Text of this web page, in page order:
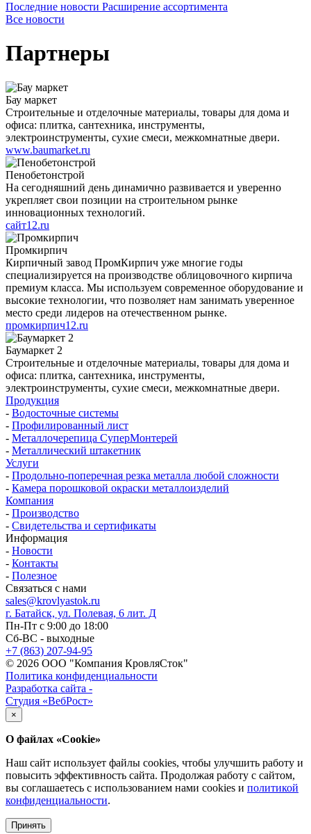
Последние новости Расширение ассортимента
Все новости
Партнеры
Бау маркет
Строительные и отделочные материалы, товары для дома и
офиса: плитка, сантехника, инструменты,
электроинструменты, сухие смеси, межкомнатные двери.
www.baumarket.ru
Пенобетонстрой
На сегодняшний день динамично развивается и уверенно
укрепляет свои позиции на строительном рынке
инновационных технологий.
сайт12.ru
Промкирпич
Кирпичный завод ПромКирпич уже многие годы
специализируется на производстве облицовочного кирпича
премиум класса. Мы используем современное оборудование и
высокие технологии, что позволяет нам занимать уверенное
место среди лидеров на отечественном рынке.
промкирпич12.ru
Баумаркет 2
Строительные и отделочные материалы, товары для дома и
офиса: плитка, сантехника, инструменты,
электроинструменты, сухие смеси, межкомнатные двери.
Продукция
- Водосточные системы
- Профилированный лист
- Металлочерепица СуперМонтерей
- Металлический штакетник
Услуги
- Продольно-поперечная резка металла любой сложности
- Камера порошковой окраски металлоизделий
Компания
- Производство
- Свидетельства и сертификаты
Информация
- Новости
- Контакты
- Полезное
Связаться с нами
sales@krovlyastok.ru
г. Батайск, ул. Полевая, 6 лит. Д
Пн-Пт с 9:00 до 18:00
Сб-ВС - выходные
+7 (863) 207-94-95
© 2026 ООО "Компания КровляСток"
Политика конфиденциальности
Разработка сайта -
Студия «ВебРост»
×
О файлах «Cookie»
Наш сайт использует файлы cookies, чтобы улучшить работу и
повысить эффективность сайта. Продолжая работу с сайтом,
вы соглашаетесь с использованием нами cookies и политикой
конфиденциальности.
Принять